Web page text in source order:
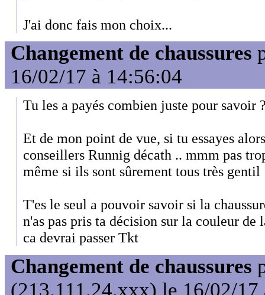
J'ai donc fais mon choix...
Changement de chaussures
16/02/17 à 14:56:04
Tu les a payés combien juste pour savoir
Et de mon point de vue, si tu essayes
conseillers Runnig décath .. mmm pas
même si ils sont sûrement tous très gentil
T'es le seul a pouvoir savoir si la
n'as pas pris ta décision sur la couleur de
ca devrai passer Tkt
Changement de chaussures
(213.111.24.xxx) le 16/02/17